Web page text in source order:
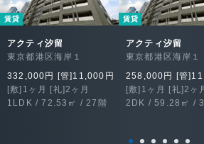
賃貸
アクティ汐留
東京都港区海岸１
332,000円 [管]11,000円
[敷]1ヶ月 [礼]2ヶ月
1LDK / 72.53㎡ / 27階
賃貸
アクティ汐留
東京都港区海岸１
258,000円 [管
[敷]1ヶ月 [礼]2ヶ
2DK / 59.28㎡ /